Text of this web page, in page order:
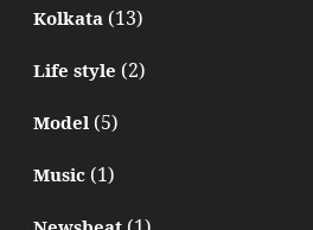
Kolkata(13)
Life style (2)
Model(5)
Music(1)